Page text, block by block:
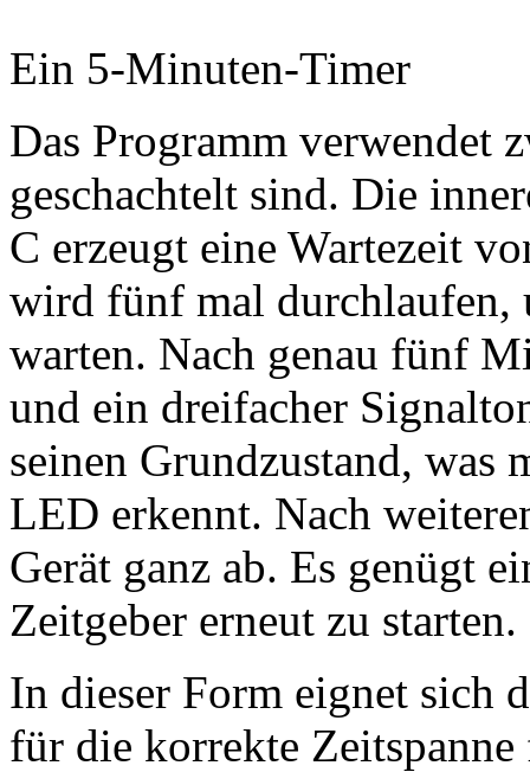
Ein 5-Minuten-Timer
Das Programm verwendet
geschachtelt sind. Die
C erzeugt eine Wartezeit
wird fünf mal durchlaufen,
warten. Nach genau fünf
und ein dreifacher
seinen Grundzustand, was
LED erkennt. Nach
Gerät ganz ab. Es genügt
Zeitgeber erneut zu starten.
In dieser Form eignet sich
für die korrekte